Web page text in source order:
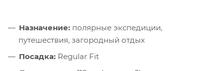
Назначение: полярные экспедиции,
путешествия, загородный отдых
Посадка: Regular Fit